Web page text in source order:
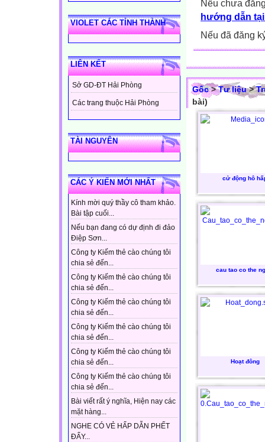
VIOLET CÁC TỈNH THÀNH
LIÊN KẾT
Sở GD-ĐT Hải Phòng
Các trang thuộc Hải Phòng
TÀI NGUYÊN
CÁC Ý KIẾN MỚI NHẤT
Kính mời quý thầy cô tham khảo.
Bài tập cuối...
Nếu bạn đang có dự định đi đảo
Điệp Sơn...
Công ty Kiếm thẻ cào chúng tôi
chia sẻ đến...
Công ty Kiếm thẻ cào chúng tôi
chia sẻ đến...
Công ty Kiếm thẻ cào chúng tôi
chia sẻ đến...
Công ty Kiếm thẻ cào chúng tôi
chia sẻ đến...
Công ty Kiếm thẻ cào chúng tôi
chia sẻ đến...
Công ty Kiếm thẻ cào chúng tôi
chia sẻ đến...
Bài viết rất ý nghĩa, Hiện nay các
mặt hàng...
NGHE CÓ VẺ HẤP DẪN PHẾT
ĐẤY...
Nếu chưa
hướng dẫn
Nếu đã đăng
Gốc>Tư liệu>
bài)
cử động hô
cau tao co the
Hoạt đông